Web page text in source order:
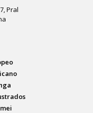
Pral